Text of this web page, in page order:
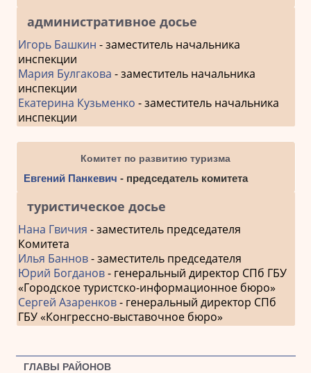
административное досье
Игорь Башкин - заместитель начальника
инспекции
Мария Булгакова - заместитель начальника
инспекции
Екатерина Кузьменко - заместитель начальника
инспекции
Комитет по развитию туризма
Евгений Панкевич - председатель комитета
туристическое досье
Нана Гвичия - заместитель председателя
Комитета
Илья Баннов- заместитель председателя
Юрий Богданов- генеральный директор СПб ГБУ
«Городское туристско-информационное бюро»
Сергей Азаренков- генеральный директор СПб
ГБУ «Конгрессно-выставочное бюро»
ГЛАВЫ РАЙОНОВ